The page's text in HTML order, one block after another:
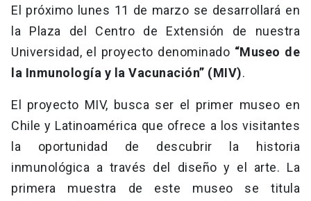
El próximo lunes 11 de marzo se desarrollará en
la Plaza del Centro de Extensión de nuestra
Universidad, el proyecto denominado “Museo de
la Inmunología y la Vacunación” (MIV).
El proyecto MIV, busca ser el primer museo en
Chile y Latinoamérica que ofrece a los visitantes
la oportunidad de descubrir la historia
inmunológica a través del diseño y el arte. La
primera muestra de este museo se titula